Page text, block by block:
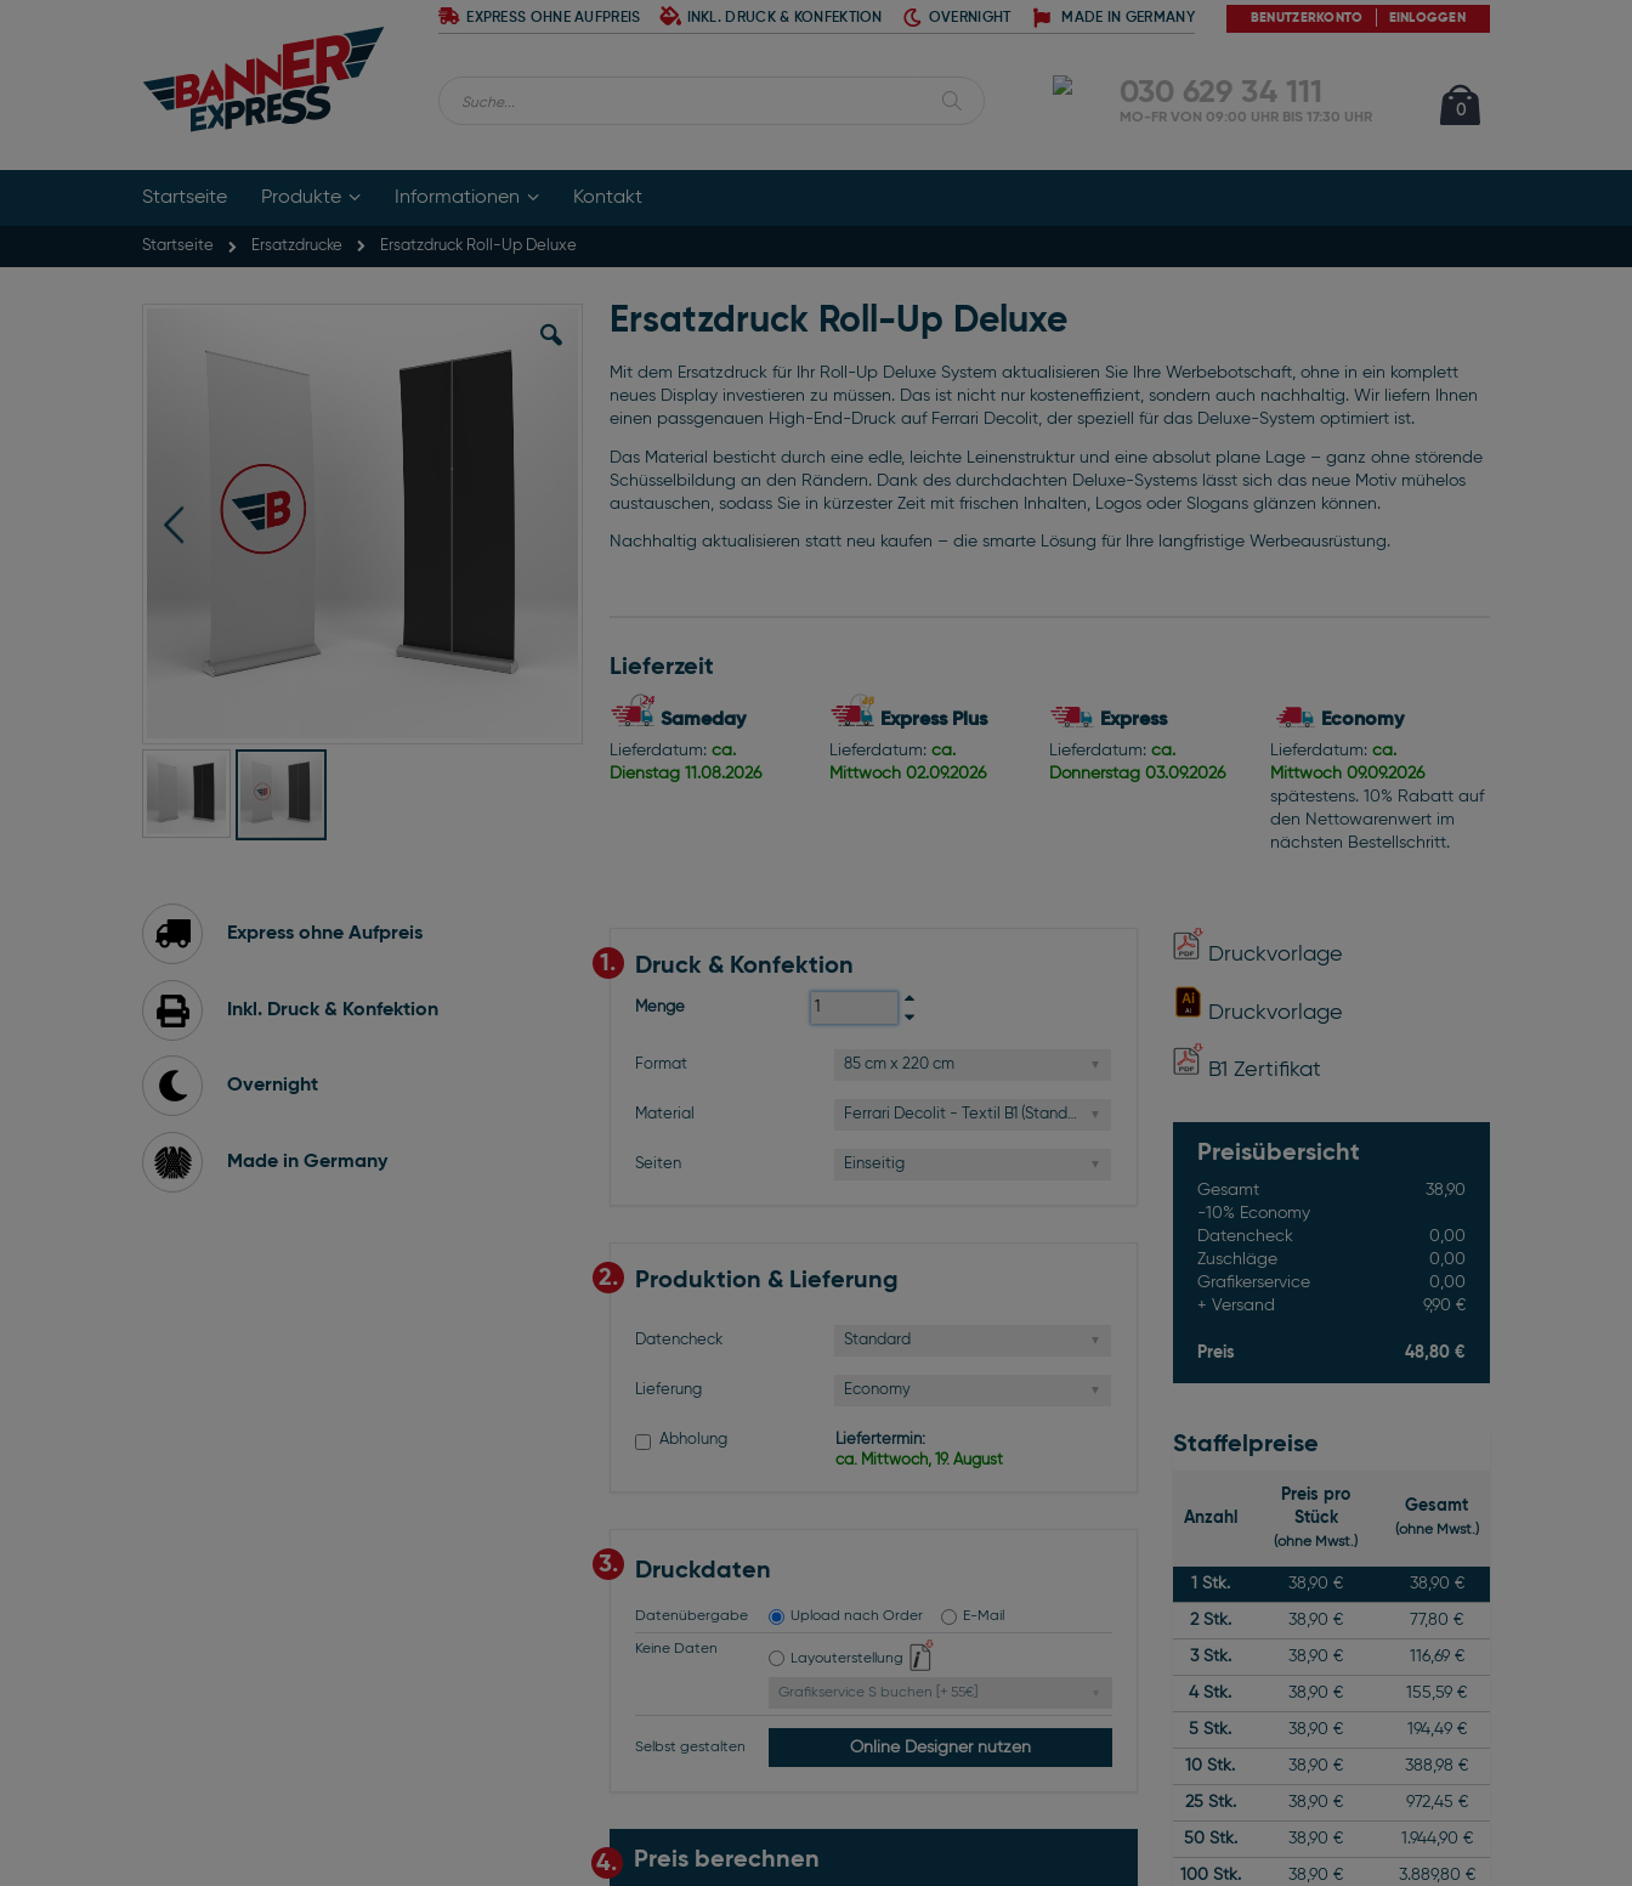
EXPRESS OHNE AUFPREIS INKL. DRUCK & KONFEKTION OVERNIGHT MADE IN GERMANY BENUTZERKONTO EINLOGGEN
0Artikel
030 629 34 111
MO-FR VON 09:00 UHR BIS 17:30 UHR
Startseite Produkte Informationen Kontakt
Startseite Ersatzdrucke Ersatzdruck Roll-Up Deluxe
Bildgalerie
springen
Express ohne Aufpreis
Inkl. Druck & Konfektion
Overnight
Made in Germany
Ersatzdruck Roll-Up Deluxe
Mit dem Ersatzdruck für Ihr Roll-Up Deluxe System aktualisieren Sie Ihre Werbebotschaft, ohne in ein komplett
neues Display investieren zu müssen. Das ist nicht nur kosteneffizient, sondern auch nachhaltig. Wir liefern Ihnen
einen passgenauen High-End-Druck auf Ferrari Decolit, der speziell für das Deluxe-System optimiert ist.
Das Material besticht durch eine edle, leichte Leinenstruktur und eine absolut plane Lage – ganz ohne störende
Schüsselbildung an den Rändern. Dank des durchdachten Deluxe-Systems lässt sich das neue Motiv mühelos
austauschen, sodass Sie in kürzester Zeit mit frischen Inhalten, Logos oder Slogans glänzen können.
Nachhaltig aktualisieren statt neu kaufen – die smarte Lösung für Ihre langfristige Werbeausrüstung.
Lieferzeit
Sameday
Lieferdatum: ca.
Dienstag 11.08.2026
Express Plus
Lieferdatum: ca.
Mittwoch 02.09.2026
Express
Lieferdatum: ca.
Donnerstag 03.09.2026
Economy
Lieferdatum: ca.
Mittwoch 09.09.2026
spätestens. 10% Rabatt auf
den Nettowarenwert im
nächsten Bestellschritt.
Druckvorlage
Druckvorlage
B1 Zertifikat
1. Druck & Konfektion
Menge
Format 85 cm x 220 cm
Material Ferrari Decolit - Textil B1 (Standard)
Seiten Einseitig
2. Produktion & Lieferung
Datencheck Standard
Lieferung Economy
Abholung
Liefertermin:
ca. Mittwoch, 19. August
3. Druckdaten
Datenübergabe Upload nach Order E-Mail
Keine Daten
Layouterstellung
Grafikservice S buchen [+ 55€]
Selbst gestalten Online Designer nutzen
4. Preis berechnen
Preisübersicht
Gesamt
38,90
-10% Economy
Datencheck
0,00
Zuschläge
0,00
Grafikerservice
0,00
Versand
9,90 €
Preis 48,80 €
Staffelpreise
Anzahl
Preis pro
Stück
(ohne Mwst.)
Gesamt
(ohne Mwst.)
1 Stk. 38,90 € 38,90 €
2Stk. 38,90 € 77,80 €
3Stk. 38,90 € 116,69 €
4Stk. 38,90 € 155,59 €
5 Stk. 38,90 € 194,49 €
10 Stk. 38,90 € 388,98 €
25Stk. 38,90 € 972,45 €
50Stk. 38,90 € 1.944,90 €
100Stk. 38,90 € 3.889,80 €